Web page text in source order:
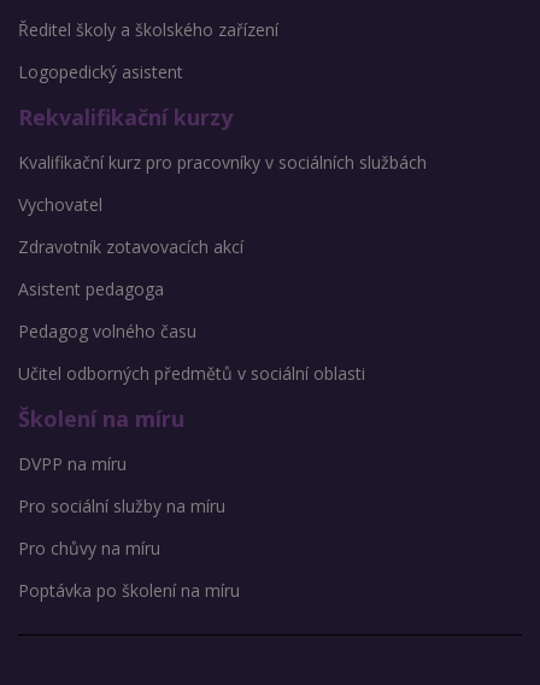
Ředitel školy a školského zařízení
Logopedický asistent
Rekvalifikační kurzy
Kvalifikační kurz pro pracovníky v sociálních službách
Vychovatel
Zdravotník zotavovacích akcí
Asistent pedagoga
Pedagog volného času
Učitel odborných předmětů v sociální oblasti
Školení na míru
DVPP na míru
Pro sociální služby na míru
Pro chůvy na míru
Poptávka po školení na míru